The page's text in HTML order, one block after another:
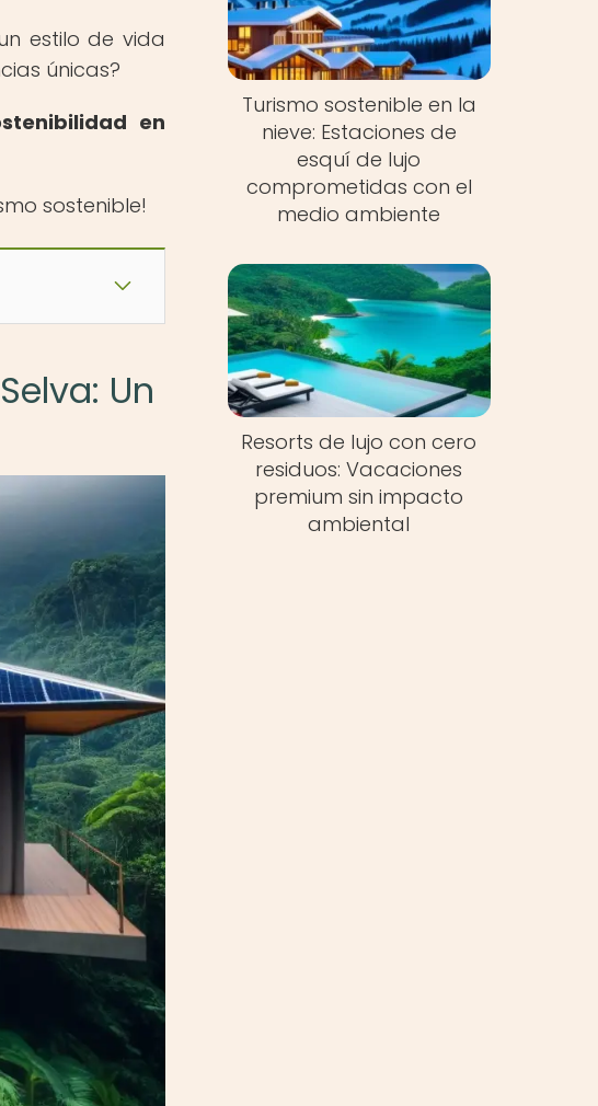
estilo de vida
únicas?
en
sostenible!
Un
Turismo sostenible en la
nieve: Estaciones de
esquí de lujo
comprometidas con el
medio ambiente
Resorts de lujo con cero
residuos: Vacaciones
premium sin impacto
ambiental